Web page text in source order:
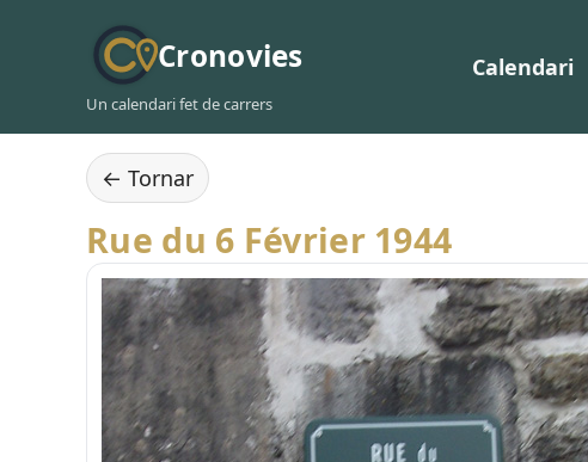
Cronovies
Un calendari fet de carrers
Calendari
← Tornar
Rue du 6 Février 1944